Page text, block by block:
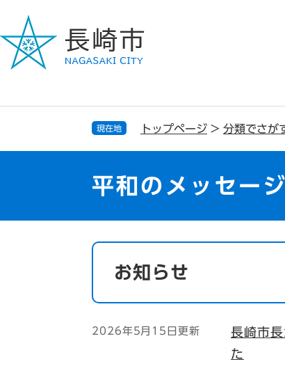
ジ
で
ュ
ば
現在地 トップページ > 分類でさが
平和のメッセー
本
お知らせ
2026年5月15日更新
長崎市
た